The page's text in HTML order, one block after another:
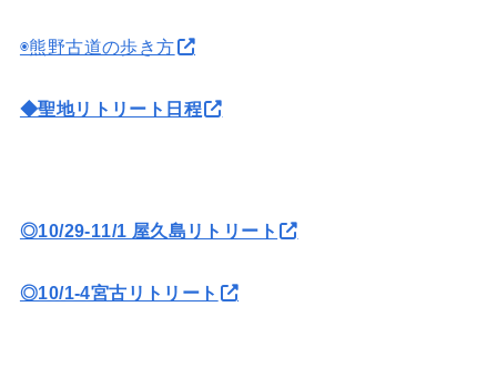
◉熊野古道の歩き方
◆聖地リトリート日程
◎10/29-11/1 屋久島リトリート
◎10/1-4宮古リトリート